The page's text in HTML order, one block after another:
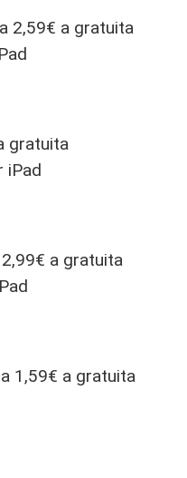
2,59€ a gratuita
gratuita
iPad
a gratuita
1,59€ a gratuita